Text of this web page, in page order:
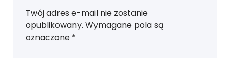
Twój adres e-mail nie zostanie
opublikowany. Wymagane pola są
oznaczone *